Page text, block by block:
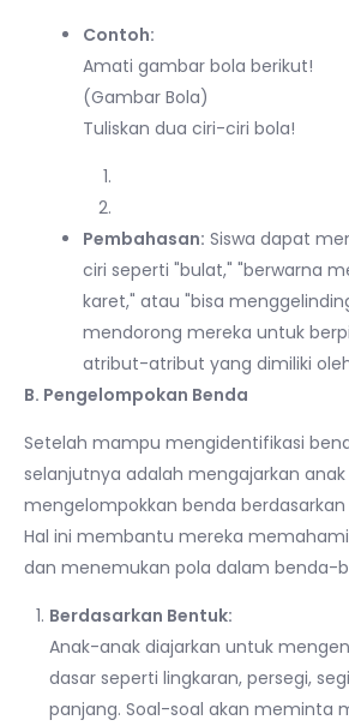
Contoh:
Amati gambar bola berikut!
(Gambar Bola)
Tuliskan dua ciri-ciri bola!
Pembahasan: Siswa dapat
ciri seperti "bulat," "berwarna
karet," atau "bisa
mendorong mereka untuk
atribut-atribut yang dimiliki
B. Pengelompokan Benda
Setelah mampu mengidentifikasi
selanjutnya adalah mengajarkan
mengelompokkan benda
Hal ini membantu mereka memahami
dan menemukan pola dalam benda-
Berdasarkan Bentuk:
Anak-anak diajarkan untuk
dasar seperti lingkaran, persegi,
panjang. Soal-soal akan meminta